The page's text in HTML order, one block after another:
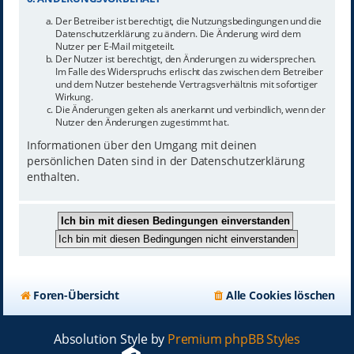
Der Betreiber ist berechtigt, die Nutzungsbedingungen und die
Datenschutzerklärung zu ändern. Die Änderung wird dem
Nutzer per E-Mail mitgeteilt.
Der Nutzer ist berechtigt, den Änderungen zu widersprechen.
Im Falle des Widerspruchs erlischt das zwischen dem Betreiber
und dem Nutzer bestehende Vertragsverhältnis mit sofortiger
Wirkung.
Die Änderungen gelten als anerkannt und verbindlich, wenn der
Nutzer den Änderungen zugestimmt hat.
Informationen über den Umgang mit deinen
persönlichen Daten sind in der Datenschutzerklärung
enthalten.
Foren-Übersicht Alle Cookies löschen
Absolution Style by Premium phpBB Styles